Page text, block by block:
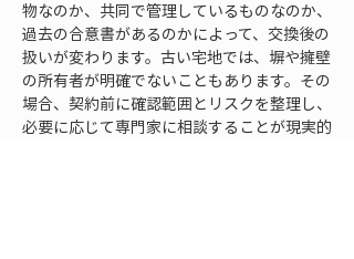
物なのか、共同で管理しているものなのか、
過去の合意書があるのかによって、交換後の
扱いが変わります。古い宅地では、塀や擁壁
の所有者が明確でないこともあります。その
場合、契約前に確認範囲とリスクを整理し、
必要に応じて専門家に相談することが現実的